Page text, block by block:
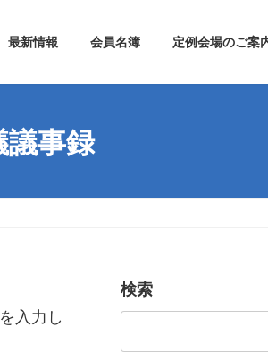
最新情報 会員名簿 定例会場のご案
事録
入力し
検索